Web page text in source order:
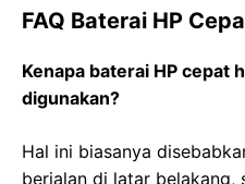
FAQ Baterai HP
Kenapa baterai HP cepat
digunakan?
Hal ini biasanya
berjalan di latar